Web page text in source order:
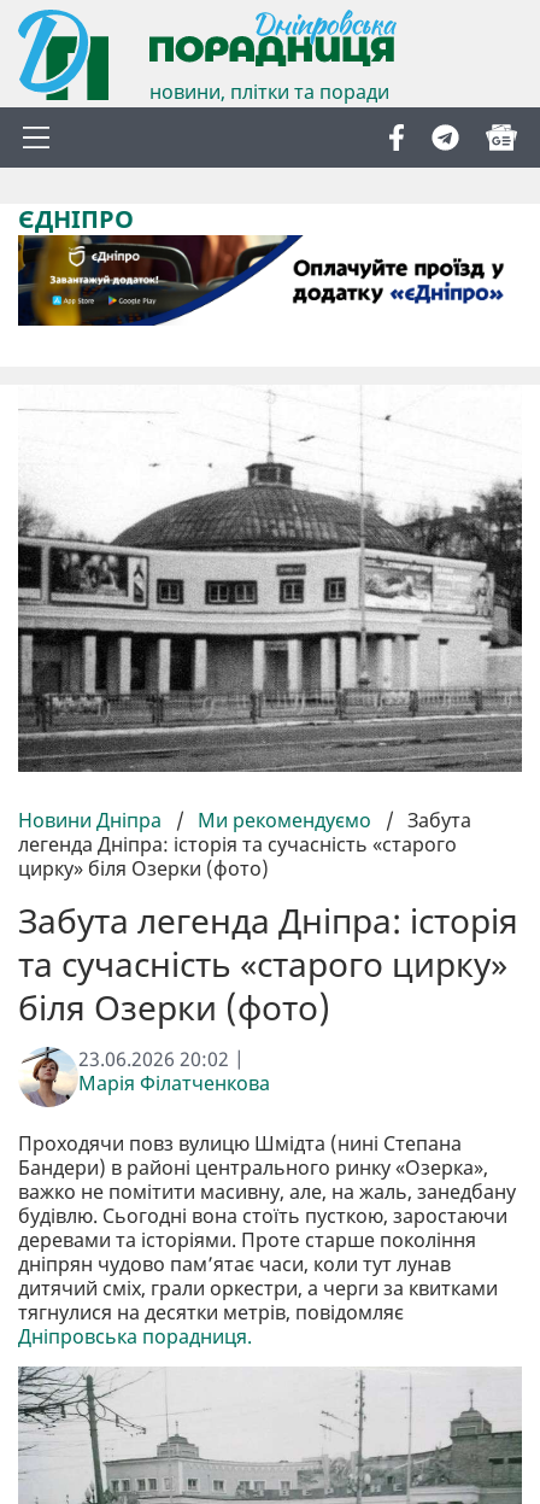
новини, плітки та поради
ЄДНІПРО
Новини Дніпра / Ми рекомендуємо / Забута
легенда Дніпра: історія та сучасність «старого
цирку» біля Озерки (фото)
Забута легенда Дніпра: історія
та сучасність «старого цирку»
біля Озерки (фото)
23.06.2026 20:02 |
Марія Філатченкова
Проходячи повз вулицю Шмідта (нині Степана
Бандери) в районі центрального ринку «Озерка»,
важко не помітити масивну, але, на жаль, занедбану
будівлю. Сьогодні вона стоїть пусткою, заростаючи
деревами та історіями. Проте старше покоління
дніпрян чудово пам’ятає часи, коли тут лунав
дитячий сміх, грали оркестри, а черги за квитками
тягнулися на десятки метрів, повідомляє
Дніпровська порадниця.